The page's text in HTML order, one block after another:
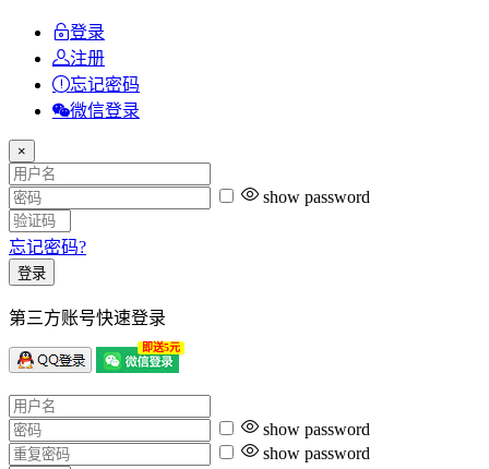
登录
注册
忘记密码
微信登录
×
show password
忘记密码?
登录
第三方账号快速登录
即送5元
show password
show password